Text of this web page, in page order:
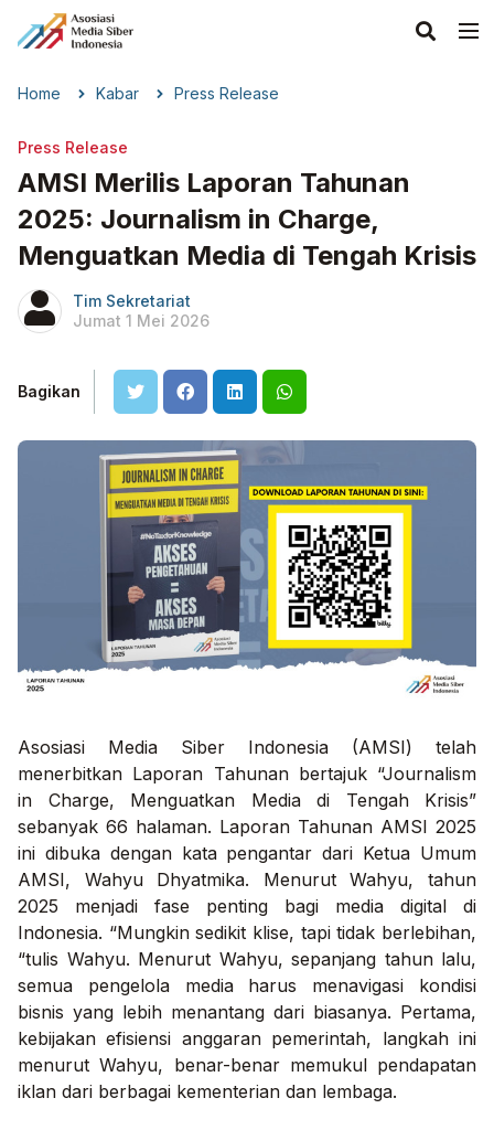
Home Kabar Press Release
Press Release
AMSI Merilis Laporan Tahunan
2025: Journalism in Charge,
Menguatkan Media di Tengah Krisis
Tim Sekretariat
Jumat 1 Mei 2026
Bagikan
Asosiasi Media Siber Indonesia (AMSI) telah
menerbitkan Laporan Tahunan bertajuk “Journalism
in Charge, Menguatkan Media di Tengah Krisis”
sebanyak 66 halaman. Laporan Tahunan AMSI 2025
ini dibuka dengan kata pengantar dari Ketua Umum
AMSI, Wahyu Dhyatmika. Menurut Wahyu, tahun
2025 menjadi fase penting bagi media digital di
Indonesia. “Mungkin sedikit klise, tapi tidak berlebihan,
“tulis Wahyu. Menurut Wahyu, sepanjang tahun lalu,
semua pengelola media harus menavigasi kondisi
bisnis yang lebih menantang dari biasanya. Pertama,
kebijakan efisiensi anggaran pemerintah, langkah ini
menurut Wahyu, benar-benar memukul pendapatan
iklan dari berbagai kementerian dan lembaga.